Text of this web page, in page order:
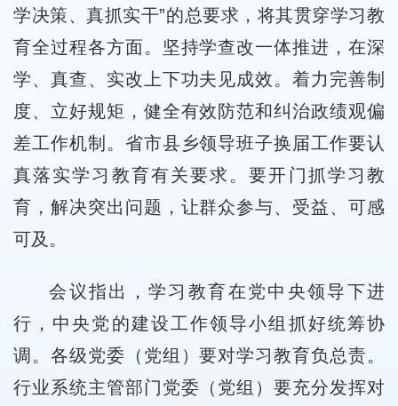
学决策、真抓实干”的总要求，将其贯穿学习教
育全过程各方面。坚持学查改一体推进，在深
学、真查、实改上下功夫见成效。着力完善制
度、立好规矩，健全有效防范和纠治政绩观偏
差工作机制。省市县乡领导班子换届工作要认
真落实学习教育有关要求。要开门抓学习教
育，解决突出问题，让群众参与、受益、可感
可及。
会议指出，学习教育在党中央领导下进
行，中央党的建设工作领导小组抓好统筹协
调。各级党委（党组）要对学习教育负总责。
行业系统主管部门党委（党组）要充分发挥对